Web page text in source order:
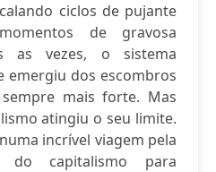
ciclos de pujante
de gravosa
as vezes, o sistema
emergiu dos escombros
mais forte. Mas
atingiu o seu limite.
incrível viagem pela
do capitalismo para